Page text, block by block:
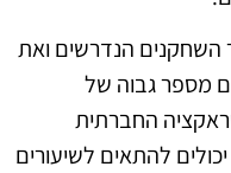
השחקנים הנדרשים ואת
מספר גבוה של
החברתית
להתאים לשיעורים